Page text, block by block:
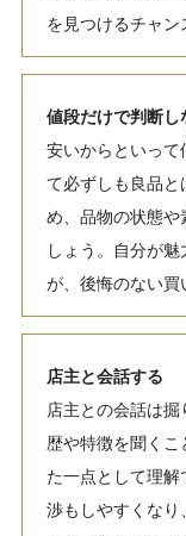
を見つけるチャン
値段だけで判断し
安いからといっ
て必ずしも良品
め、品物の状態や
しょう。自分が
が、後悔のない買
店主と会話する
店主との会話は
歴や特徴を聞く
た一点として理
渉もしやすくな